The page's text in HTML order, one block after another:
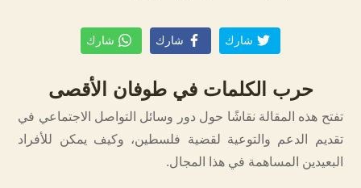
شارك شارك شارك
حرب الكلمات في طوفان الأقصى
تفتح هذه المقالة نقاشًا حول دور وسائل التواصل الاجتماعي في
تقديم الدعم والتوعية لقضية فلسطين، وكيف يمكن للأفراد
البعيدين المساهمة في هذا المجال.